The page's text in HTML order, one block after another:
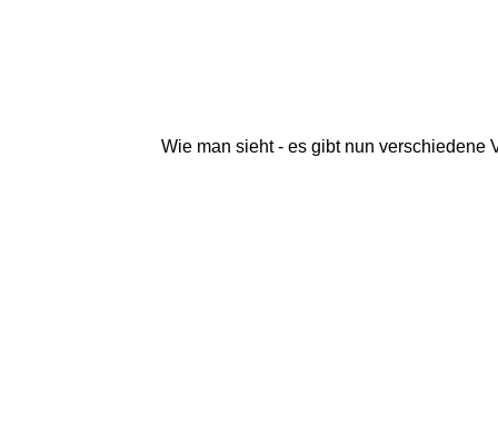
Wie man sieht - es gibt nun